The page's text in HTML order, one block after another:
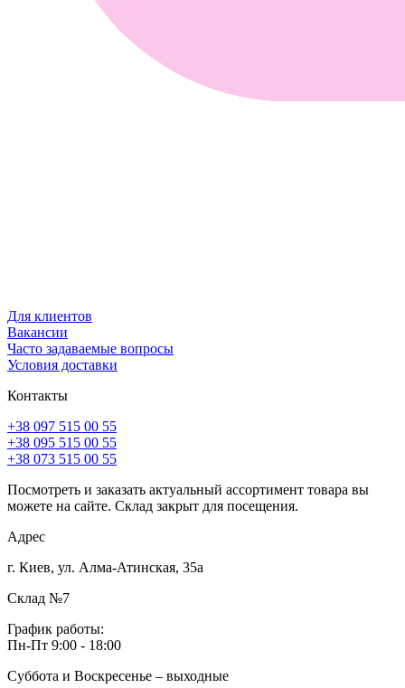
Для клиентов
Вакансии
Часто задаваемые вопросы
Условия доставки
Контакты
+38 097 515 00 55
+38 095 515 00 55
+38 073 515 00 55
Посмотреть и заказать актуальный ассортимент товара вы
можете на сайте. Склад закрыт для посещения.
Адрес
г. Киев, ул. Алма-Атинская, 35а
Склад №7
График работы:
Пн-Пт 9:00 - 18:00
Суббота и Воскресенье – выходные